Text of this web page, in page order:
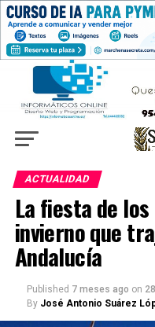
ACTUALIDAD
La fiesta de
invierno que
Andalucía
Published 7 meses ago on
By José Antonio Suárez